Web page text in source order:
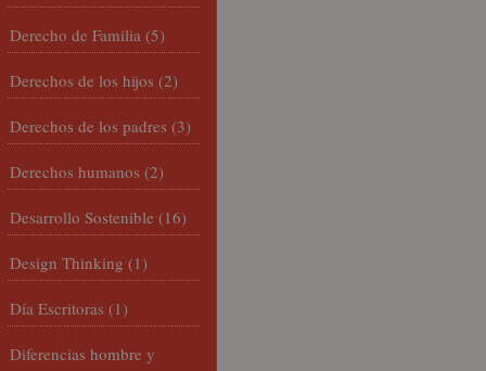
Derecho de Familia (5)
Derechos de los hijos (2)
Derechos de los padres (3)
Derechos humanos (2)
Desarrollo Sostenible (16)
Design Thinking (1)
Día Escritoras (1)
Diferencias hombre y